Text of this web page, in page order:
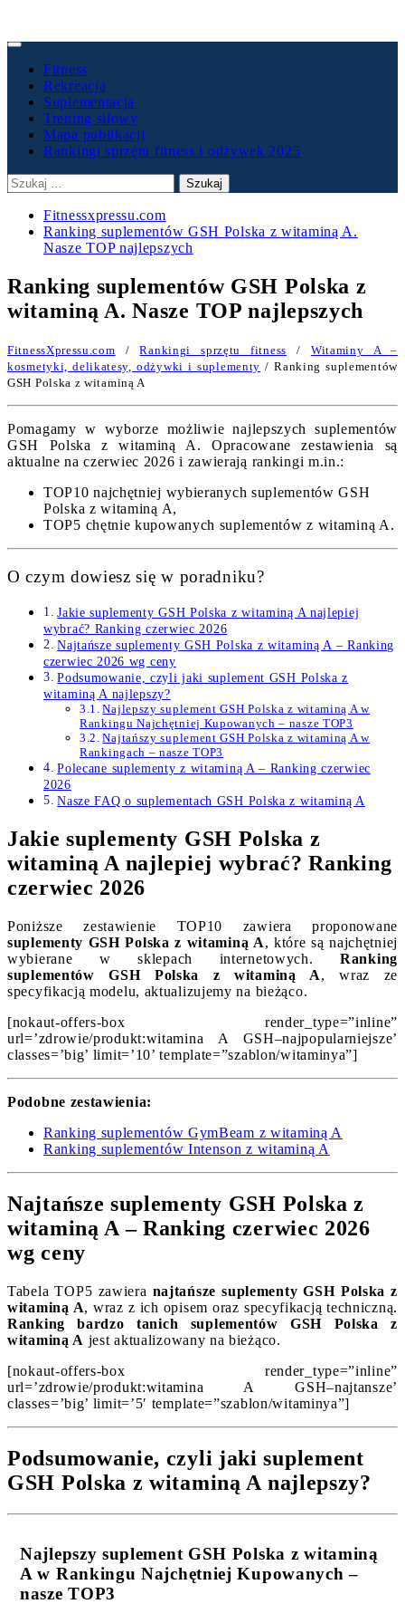
Primary
Fitness
Rekreacja
Suplementacja
Trening siłowy
Mapa publikacji
Rankingi sprzętu fitness i odżywek 2025
Szukaj:
Fitnessxpressu.com
Ranking suplementów GSH Polska z witaminą A.
Nasze TOP najlepszych
Ranking suplementów GSH Polska z
witaminą A. Nasze TOP najlepszych
FitnessXpressu.com /Rankingi sprzętu fitness / Witaminy A –
kosmetyki, delikatesy, odżywki i suplementy / Ranking suplementów
GSH Polska z witaminą A
Pomagamy w wyborze możliwie najlepszych suplementów
GSH Polska z witaminą A. Opracowane zestawienia są
aktualne na czerwiec 2026 i zawierają rankingi m.in.:
TOP10 najchętniej wybieranych suplementów GSH
Polska z witaminą A,
TOP5 chętnie kupowanych suplementów z witaminą A.
O czym dowiesz się w poradniku?
Jakie suplementy GSH Polska z witaminą A najlepiej
wybrać? Ranking czerwiec 2026
Najtańsze suplementy GSH Polska z witaminą A – Ranking
czerwiec 2026 wg ceny
Podsumowanie, czyli jaki suplement GSH Polska z
witaminą A najlepszy?
Najlepszy suplement GSH Polska z witaminą A w
Rankingu Najchętniej Kupowanych – nasze TOP3
Najtańszy suplement GSH Polska z witaminą A w
Rankingach – nasze TOP3
Polecane suplementy z witaminą A – Ranking czerwiec
2026
Nasze FAQ o suplementach GSH Polska z witaminą A
Jakie suplementy GSH Polska z
witaminą A najlepiej wybrać? Ranking
czerwiec 2026
Poniższe zestawienie TOP10 zawiera proponowane
suplementy GSH Polska z witaminą A, które są najchętniej
wybierane w sklepach internetowych.Ranking
suplementów GSH Polska z witaminą A, wraz ze
specyfikacją modelu, aktualizujemy na bieżąco.
[nokaut-offers-box render_type=”inline”
url=’zdrowie/produkt:witamina A GSH–najpopularniejsze’
classes=’big’ limit=’10’ template=”szablon/witaminya”]
Podobne zestawienia:
Ranking suplementów GymBeam z witaminą A
Ranking suplementów Intenson z witaminą A
Najtańsze suplementy GSH Polska z
witaminą A – Ranking czerwiec 2026
wg ceny
Tabela TOP5 zawiera najtańsze suplementy GSH Polska z
witaminą A, wraz z ich opisem oraz specyfikacją techniczną.
Ranking bardzo tanich suplementów GSH Polska z
witaminą A jest aktualizowany na bieżąco.
[nokaut-offers-box render_type=”inline”
url=’zdrowie/produkt:witamina A GSH–najtansze’
classes=’big’ limit=’5′ template=”szablon/witaminya”]
Podsumowanie, czyli jaki suplement
GSH Polska z witaminą A najlepszy?
Najlepszy suplement GSH Polska z witaminą
A w Rankingu Najchętniej Kupowanych –
nasze TOP3